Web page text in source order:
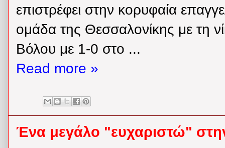
επιστρέφει στην κορυφαία
ομάδα της Θεσσαλονίκης με τη
Βόλου με 1-0 στο ...
Read more »
Ένα μεγάλο "ευχαριστώ"